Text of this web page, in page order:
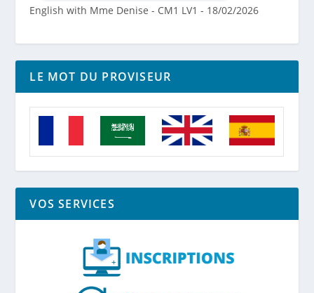
English with Mme Denise - CM1 LV1 - 18/02/2026
LE MOT DU PROVISEUR
VOS SERVICES